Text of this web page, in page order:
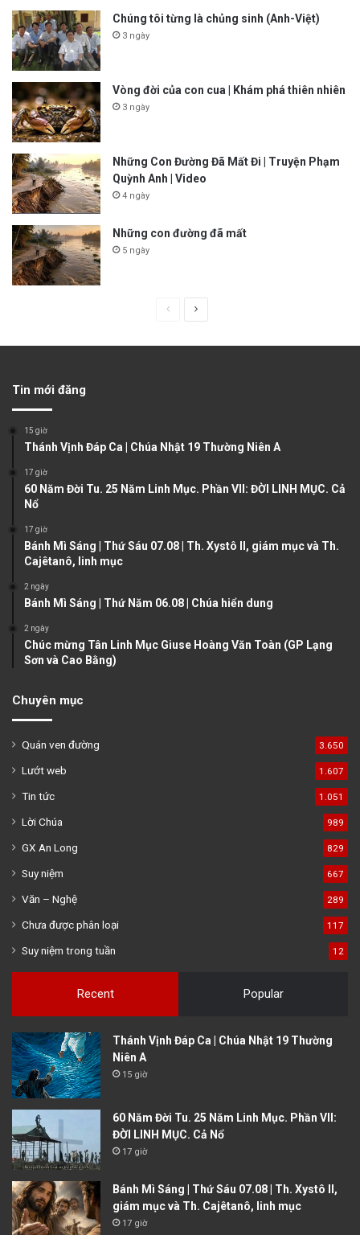
Chúng tôi từng là chủng sinh (Anh-Việt)
3 ngày
Vòng đời của con cua | Khám phá thiên nhiên
3 ngày
Những Con Đường Đã Mất Đi | Truyện Phạm
Quỳnh Anh | Video
4 ngày
Những con đường đã mất
5 ngày
u
g
Tin mới đăng
15 giờ
Thánh Vịnh Đáp Ca | Chúa Nhật 19 Thường Niên A
17 giờ
60 Năm Đời Tu. 25 Năm Linh Mục. Phần VII: ĐỜI LINH MỤC. Cả
Nổ
17 giờ
Bánh Mì Sáng | Thứ Sáu 07.08 | Th. Xystô II, giám mục và Th.
Cajêtanô, linh mục
2 ngày
Bánh Mì Sáng | Thứ Năm 06.08 | Chúa hiển dung
2 ngày
Chúc mừng Tân Linh Mục Giuse Hoàng Văn Toàn (GP Lạng
Sơn và Cao Bằng)
Chuyên mục
Quán ven đường 3.650
Lướt web 1.607
Tin tức 1.051
Lời Chúa 989
GX An Long 829
Suy niệm 667
Văn – Nghệ 289
Chưa được phân loại 117
Suy niệm trong tuần 12
Recent Popular
Thánh Vịnh Đáp Ca | Chúa Nhật 19 Thường
Niên A
15 giờ
60 Năm Đời Tu. 25 Năm Linh Mục. Phần VII:
ĐỜI LINH MỤC. Cả Nổ
17 giờ
Bánh Mì Sáng | Thứ Sáu 07.08 | Th. Xystô II,
giám mục và Th. Cajêtanô, linh mục
17 giờ